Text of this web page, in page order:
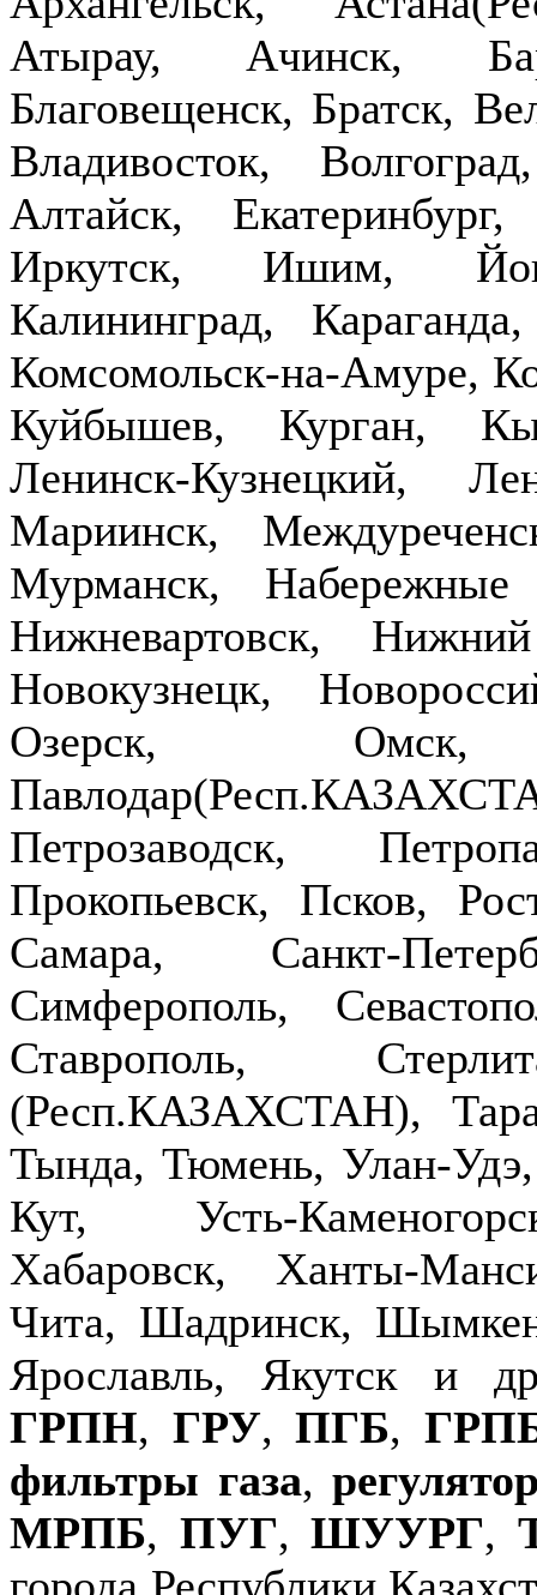
Атырау, Ачинск,
Благовещенск, Братск,
Владивосток,
Алтайск,
Иркутск, Ишим,
Калининград,
Комсомольск-на-Амуре,
Куйбышев, Курган,
Ленинск-Кузнецкий,
Мариинск,
Мурманск,
Нижневартовск,
Новокузнецк,
Озерск,
Петрозаводск,
Прокопьевск, Псков,
Самара, Санкт-
Симферополь,
Ставрополь,
(Респ.КАЗАХСТАН),
Тында, Тюмень, Улан-
Кут, Усть-
Хабаровск, Ханты-
Чита, Шадринск,
Ярославль, Якутск и
ГРПН, ГРУ,ПГБ,
фильтры газа,
МРПБ, ПУГ,ШУУРГ,
города Республики